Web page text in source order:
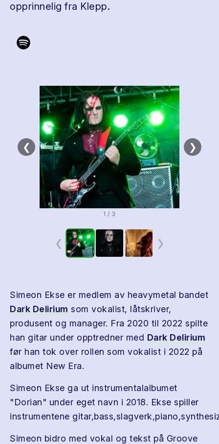
opprinnelig fra Klepp.
❮ ❯
1 / 3
❮ ❯
Simeon Ekse er medlem av heavymetal bandet
Dark Delirium som vokalist, låtskriver,
produsent og manager. Fra 2020 til 2022 spilte
han gitar under opptredner med Dark Delirium
før han tok over rollen som vokalist i 2022 på
albumet New Era.
Simeon Ekse ga ut instrumentalalbumet
"Dorian" under eget navn i 2018. Ekse spiller
instrumentene
Simeon bidro med vokal og tekst på Groove